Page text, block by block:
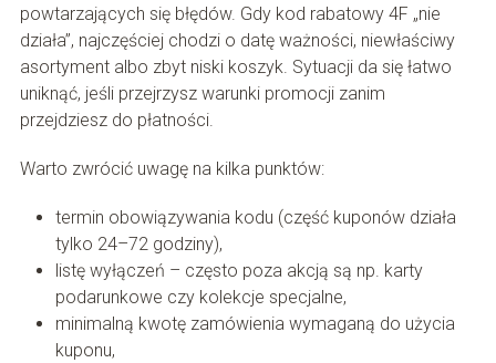
powtarzających się błędów. Gdy kod rabatowy 4F „nie
działa”, najczęściej chodzi o datę ważności, niewłaściwy
asortyment albo zbyt niski koszyk. Sytuacji da się łatwo
uniknąć, jeśli przejrzysz warunki promocji zanim
przejdziesz do płatności.
Warto zwrócić uwagę na kilka punktów:
termin obowiązywania kodu (część kuponów działa
tylko 24–72 godziny),
listę wyłączeń – często poza akcją są np. karty
podarunkowe czy kolekcje specjalne,
minimalną kwotę zamówienia wymaganą do użycia
kuponu,